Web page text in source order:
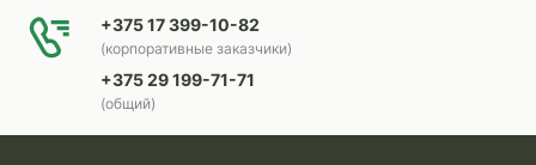
+375 17 399-10-82
(корпоративные заказчики)
+375 29 199-71-71
(общий)